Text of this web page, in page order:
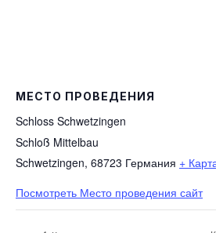
МЕСТО ПРОВЕДЕНИЯ
Schloss Schwetzingen
Schloß Mittelbau
Schwetzingen, 68723 Германия +
Посмотреть Место проведения сайт